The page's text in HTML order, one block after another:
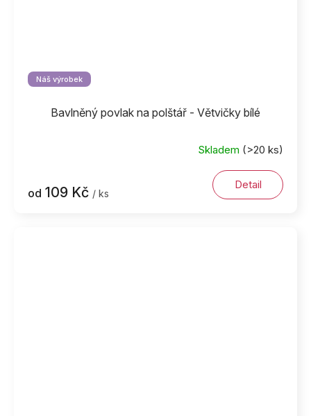
Náš výrobek
Bavlněný povlak na polštář - Větvičky bílé
Skladem (>20 ks)
od 109 Kč / ks
Detail